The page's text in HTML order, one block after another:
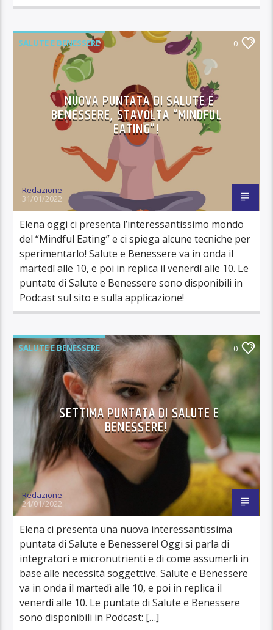
SALUTE E BENESSERE 0
NUOVA PUNTATA DI SALUTE E
BENESSERE, STAVOLTA “MINDFUL
EATING”!
Redazione
31/01/2022
Elena oggi ci presenta l’interessantissimo mondo
del “Mindful Eating” e ci spiega alcune tecniche per
sperimentarlo! Salute e Benessere va in onda il
martedì alle 10, e poi in replica il venerdì alle 10. Le
puntate di Salute e Benessere sono disponibili in
Podcast sul sito e sulla applicazione!
SALUTE E BENESSERE 0
SETTIMA PUNTATA DI SALUTE E
BENESSERE!
Redazione
24/01/2022
Elena ci presenta una nuova interessantissima
puntata di Salute e Benessere! Oggi si parla di
integratori e micronutrienti e di come assumerli in
base alle necessità soggettive. Salute e Benessere
va in onda il martedì alle 10, e poi in replica il
venerdì alle 10. Le puntate di Salute e Benessere
sono disponibili in Podcast: […]